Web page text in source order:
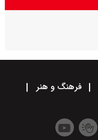
فرهنگ و هنر